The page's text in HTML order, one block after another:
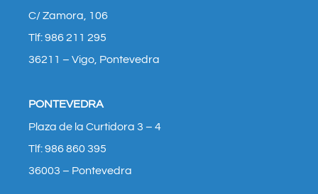
C/ Zamora, 106
Tlf: 986 211 295
36211 – Vigo, Pontevedra
PONTEVEDRA
Plaza de la Curtidora 3 – 4
Tlf: 986 860 395
36003 – Pontevedra